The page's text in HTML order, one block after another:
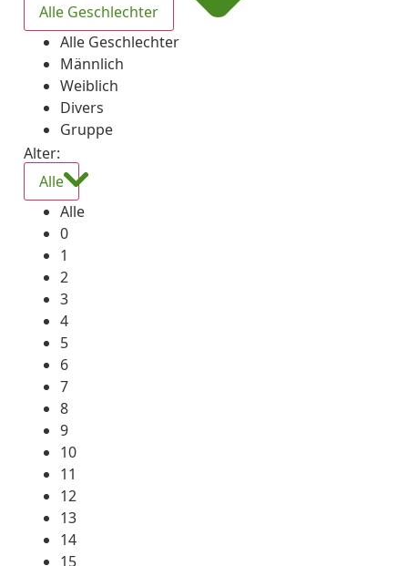
Alle Geschlechter
Alle Geschlechter
Männlich
Weiblich
Divers
Gruppe
Alter:
Alle
Alle
0
1
2
3
4
5
6
7
8
9
10
11
12
13
14
15